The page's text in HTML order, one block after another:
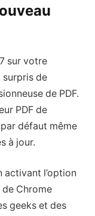
sur votre
surpris de
de PDF.
PDF de
défaut même
à jour.
activant l’option
Chrome
geeks et des